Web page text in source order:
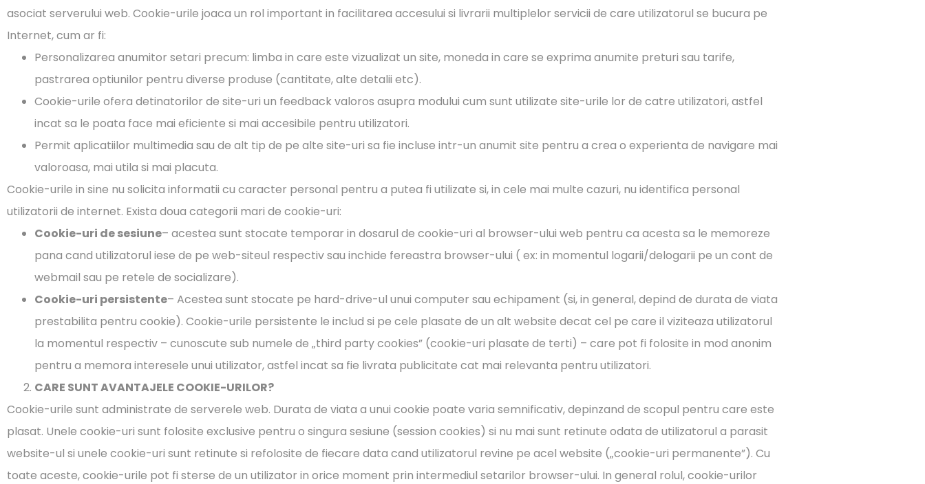
asociat serverului web. Cookie-urile joaca un rol important in facilitarea accesului si livrarii multiplelor servicii de care utilizatorul se bucura pe
Internet, cum ar fi:
Personalizarea anumitor setari precum: limba in care este vizualizat un site, moneda in care se exprima anumite preturi sau tarife,
pastrarea optiunilor pentru diverse produse (cantitate, alte detalii etc).
Cookie-urile ofera detinatorilor de site-uri un feedback valoros asupra modului cum sunt utilizate site-urile lor de catre utilizatori, astfel
incat sa le poata face mai eficiente si mai accesibile pentru utilizatori.
Permit aplicatiilor multimedia sau de alt tip de pe alte site-uri sa fie incluse intr-un anumit site pentru a crea o experienta de navigare mai
valoroasa, mai utila si mai placuta.
Cookie-urile in sine nu solicita informatii cu caracter personal pentru a putea fi utilizate si, in cele mai multe cazuri, nu identifica personal
utilizatorii de internet. Exista doua categorii mari de cookie-uri:
Cookie-uri de sesiune– acestea sunt stocate temporar in dosarul de cookie-uri al browser-ului web pentru ca acesta sa le memoreze
pana cand utilizatorul iese de pe web-siteul respectiv sau inchide fereastra browser-ului ( ex: in momentul logarii/delogarii pe un cont de
webmail sau pe retele de socializare).
Cookie-uri persistente– Acestea sunt stocate pe hard-drive-ul unui computer sau echipament (si, in general, depind de durata de viata
prestabilita pentru cookie). Cookie-urile persistente le includ si pe cele plasate de un alt website decat cel pe care il viziteaza utilizatorul
la momentul respectiv – cunoscute sub numele de „third party cookies” (cookie-uri plasate de terti) – care pot fi folosite in mod anonim
pentru a memora interesele unui utilizator, astfel incat sa fie livrata publicitate cat mai relevanta pentru utilizatori.
CARE SUNT AVANTAJELE COOKIE-URILOR?
Cookie-urile sunt administrate de serverele web. Durata de viata a unui cookie poate varia semnificativ, depinzand de scopul pentru care este
plasat. Unele cookie-uri sunt folosite exclusive pentru o singura sesiune (session cookies) si nu mai sunt retinute odata de utilizatorul a parasit
website-ul si unele cookie-uri sunt retinute si refolosite de fiecare data cand utilizatorul revine pe acel website („cookie-uri permanente”). Cu
toate aceste, cookie-urile pot fi sterse de un utilizator in orice moment prin intermediul setarilor browser-ului. In general rolul, cookie-urilor